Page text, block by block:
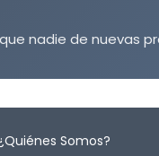
nadie de nuevas
Somos?